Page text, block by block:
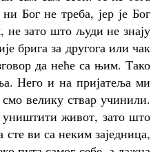
Бог не треба, јер је Бог
не зато што људи не знају
брига за другога или чак
да неће са њим. Тако
Него и на пријатеља ми
велику ствар учинили.
уништити живот, зато што
ви са неким заједница,